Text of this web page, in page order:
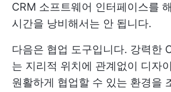
CRM 소프트웨어 인터페이스를
시간을 낭비해서는 안 됩니다.
다음은 협업 도구입니다. 강력한
는 지리적 위치에 관계없이 디자
원활하게 협업할 수 있는 환경을